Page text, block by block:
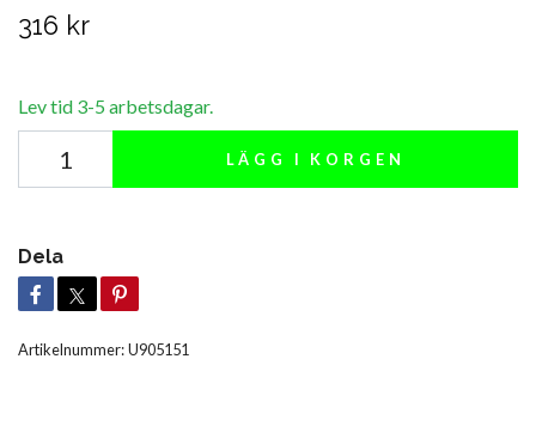
316 kr
Lev tid 3-5 arbetsdagar.
LÄGG I KORGEN
Dela
Artikelnummer:U905151